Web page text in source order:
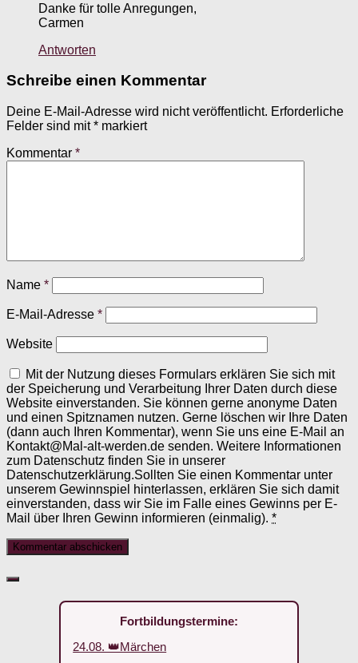
Danke für tolle Anregungen,
Carmen
Antworten
Schreibe einen Kommentar
Deine E-Mail-Adresse wird nicht veröffentlicht. Erforderliche
Felder sind mit* markiert
Kommentar *
Name *
E-Mail-Adresse *
Website
Mit der Nutzung dieses Formulars erklären Sie sich mit
der Speicherung und Verarbeitung Ihrer Daten durch diese
Website einverstanden. Sie können gerne anonyme Daten
und einen Spitznamen nutzen. Gerne löschen wir Ihre Daten
(dann auch Ihren Kommentar), wenn Sie uns eine E-Mail an
Kontakt@Mal-alt-werden.de senden. Weitere Informationen
zum Datenschutz finden Sie in unserer
Datenschutzerklärung.Sollten Sie einen Kommentar unter
unserem Gewinnspiel hinterlassen, erklären Sie sich damit
einverstanden, dass wir Sie im Falle eines Gewinns per E-
Mail über Ihren Gewinn informieren (einmalig). *
Fortbildungstermine:
24.08. 👑Märchen